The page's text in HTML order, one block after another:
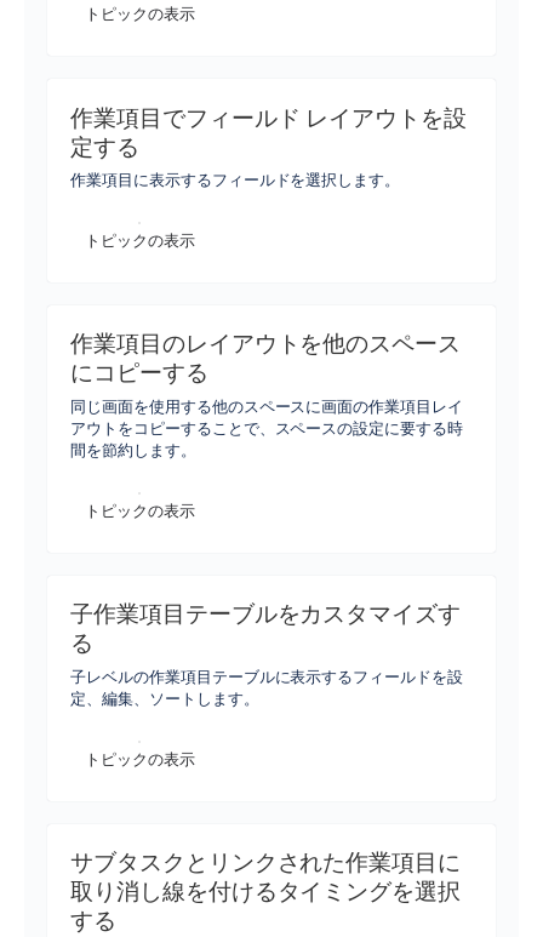
トピックの表示
作業項目でフィールド レイアウトを設
定する
作業項目に表示するフィールドを選択します。
トピックの表示
作業項目のレイアウトを他のスペース
にコピーする
同じ画面を使用する他のスペースに画面の作業項目レイ
アウトをコピーすることで、スペースの設定に要する時
間を節約します。
トピックの表示
子作業項目テーブルをカスタマイズす
る
子レベルの作業項目テーブルに表示するフィールドを設
定、編集、ソートします。
トピックの表示
サブタスクとリンクされた作業項目に
取り消し線を付けるタイミングを選択
する